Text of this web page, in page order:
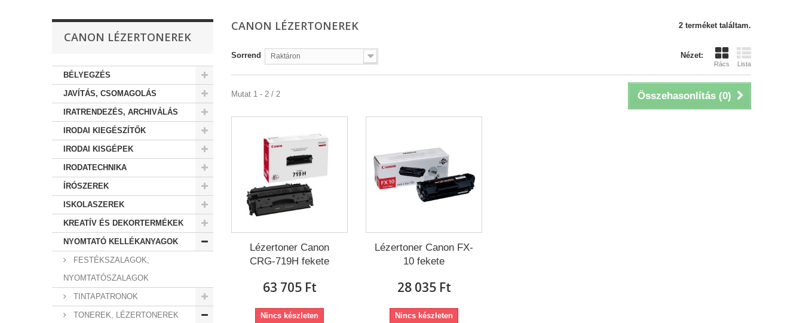
CANON LÉZERTONEREK
BÉLYEGZÉS
JAVÍTÁS, CSOMAGOLÁS
IRATRENDEZÉS, ARCHIVÁLÁS
IRODAI KIEGÉSZÍTŐK
IRODAI KISGÉPEK
IRODATECHNIKA
ÍRÓSZEREK
ISKOLASZEREK
KREATÍV ÉS DEKORTERMÉKEK
NYOMTATÓ KELLÉKANYAGOK
FESTÉKSZALAGOK,
NYOMTATÓSZALAGOK
TINTAPATRONOK
TONEREK, LÉZERTONEREK
CANON LÉZERTONEREK 2 terméket találtam.
Nézet:
Rács Lista
Sorrend Raktáron
Összehasonlítás (0)
Mutat 1 - 2 / 2
Lézertoner Canon
CRG-719H fekete
63 705 Ft‎
Nincs készleten
Lézertoner Canon FX-
10 fekete
28 035 Ft‎
Nincs készleten